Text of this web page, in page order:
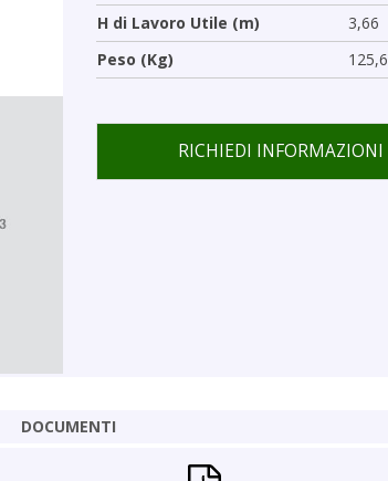
H di Lavoro Utile (m)
3,66
Peso (Kg)
125,6
RICHIEDI INFORMAZIONI
DOCUMENTI